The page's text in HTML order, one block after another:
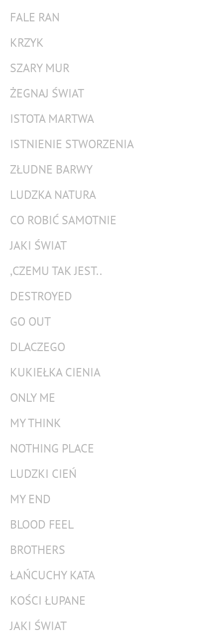
FALE RAN
KRZYK
SZARY MUR
ŻEGNAJ ŚWIAT
ISTOTA MARTWA
ISTNIENIE STWORZENIA
ZŁUDNE BARWY
LUDZKA NATURA
CO ROBIĆ SAMOTNIE
JAKI ŚWIAT
,CZEMU TAK JEST..
DESTROYED
GO OUT
DLACZEGO
KUKIEŁKA CIENIA
ONLY ME
MY THINK
NOTHING PLACE
LUDZKI CIEŃ
MY END
BLOOD FEEL
BROTHERS
ŁAŃCUCHY KATA
KOŚCI ŁUPANE
JAKI ŚWIAT